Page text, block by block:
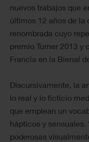
nuevos trabajos que
últimos 12 años de la
renombrada cuyo
premio Turner 2013 y
Francia en la Bienal
Discursivamente, la
lo real y lo ficticio
que emplean un
hápticos y sensuales.
poderosas